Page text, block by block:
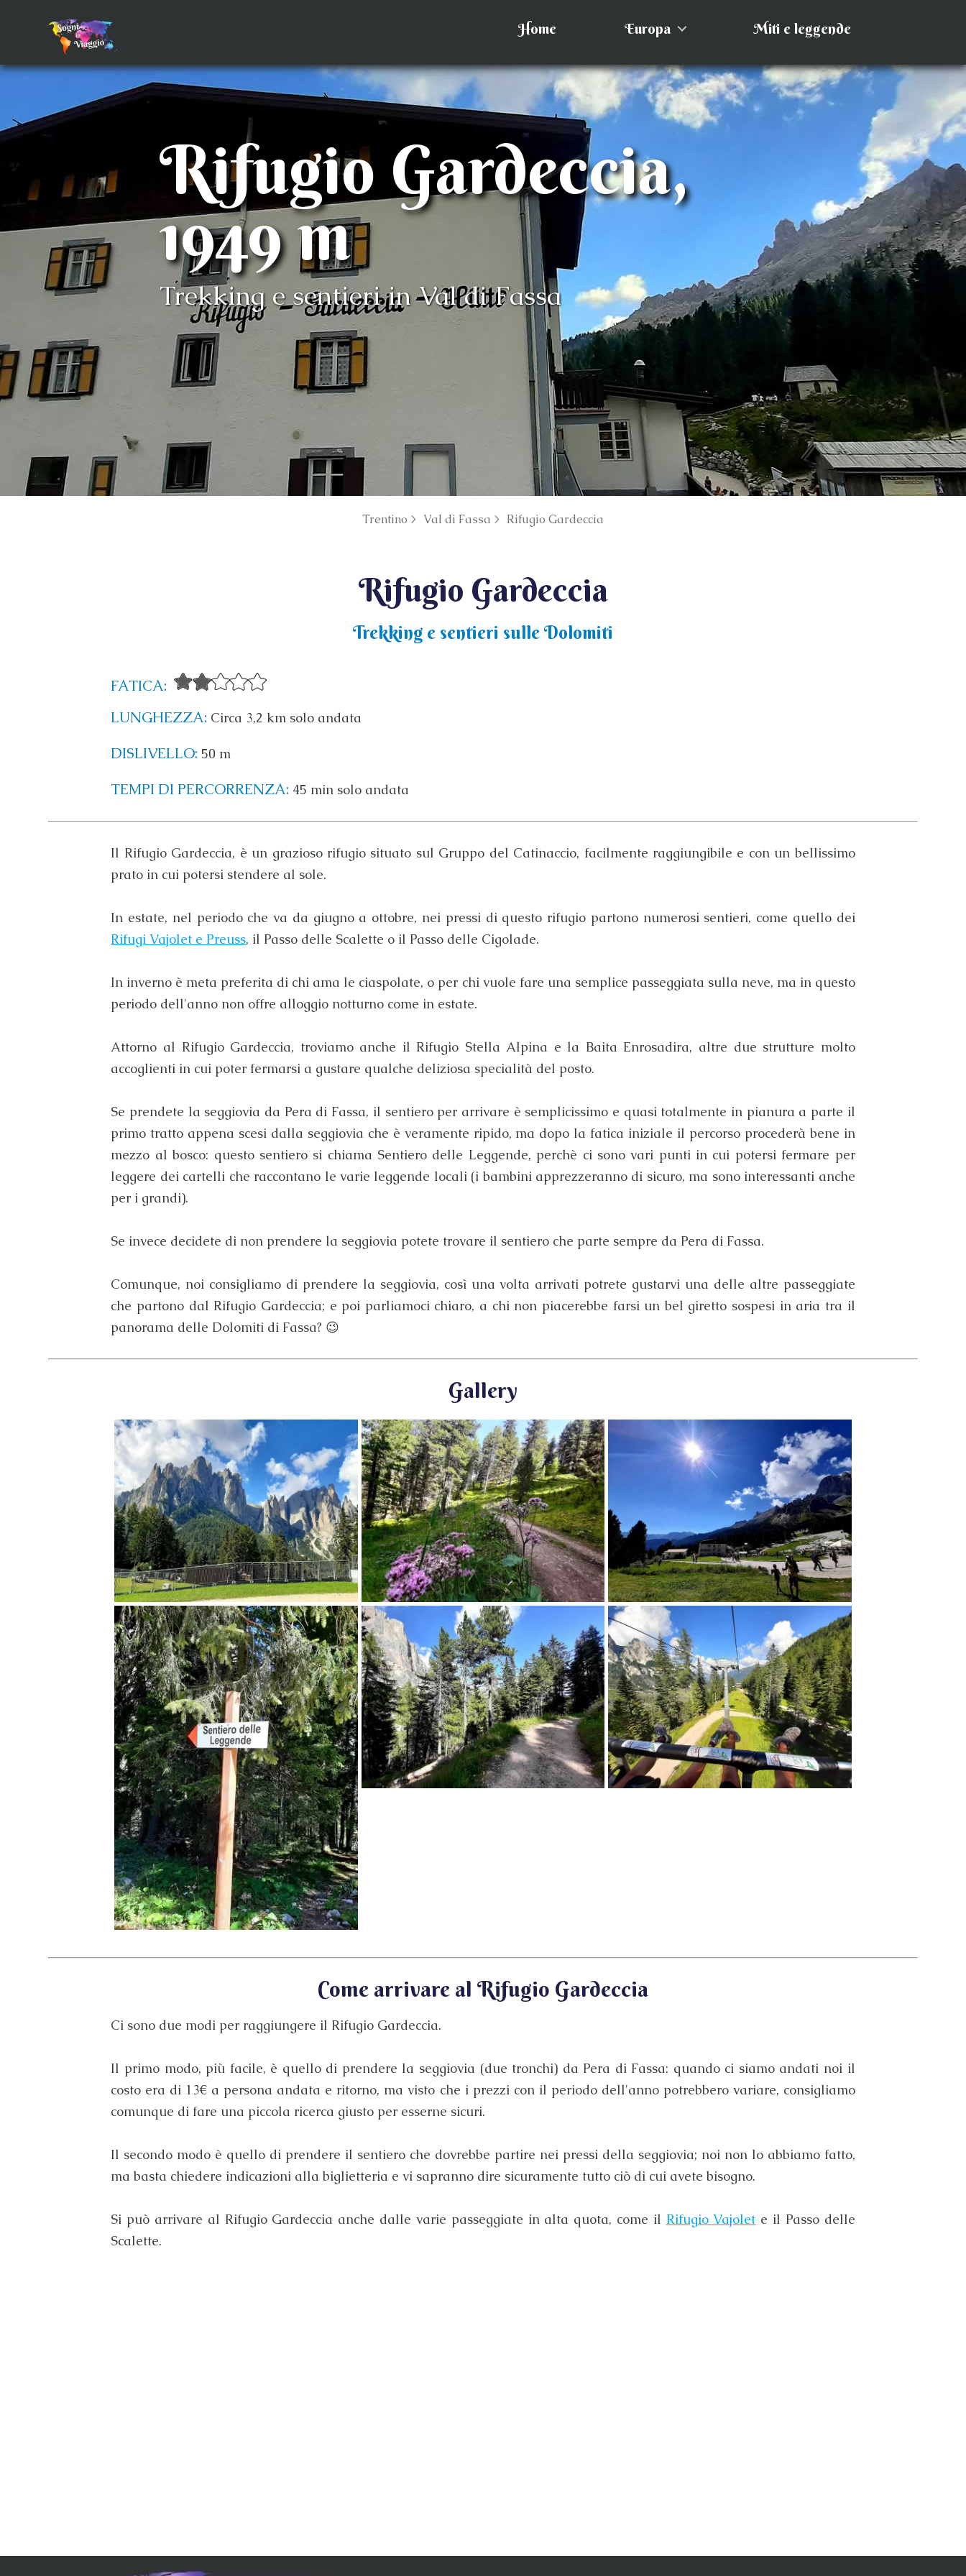
Home Europa Miti e leggende
Rifugio Gardeccia,
1949 m
Trekking e sentieri in Val di Fassa
Trentino > Val di Fassa > Rifugio Gardeccia
Rifugio Gardeccia
Trekking e sentieri sulle Dolomiti
FATICA:
LUNGHEZZA: Circa 3,2 km solo andata
DISLIVELLO: 50 m
TEMPI DI PERCORRENZA: 45 min solo andata
Il Rifugio Gardeccia, è un grazioso rifugio situato sul Gruppo del Catinaccio, facilmente raggiungibile e con un bellissimo
prato in cui potersi stendere al sole.
In estate, nel periodo che va da giugno a ottobre, nei pressi di questo rifugio partono numerosi sentieri, come quello dei
Rifugi Vajolet e Preuss, il Passo delle Scalette o il Passo delle Cigolade.
In inverno è meta preferita di chi ama le ciaspolate, o per chi vuole fare una semplice passeggiata sulla neve, ma in questo
periodo dell'anno non offre alloggio notturno come in estate.
Attorno al Rifugio Gardeccia, troviamo anche il Rifugio Stella Alpina e la Baita Enrosadira, altre due strutture molto
accoglienti in cui poter fermarsi a gustare qualche deliziosa specialità del posto.
Se prendete la seggiovia da Pera di Fassa, il sentiero per arrivare è semplicissimo e quasi totalmente in pianura a parte il
primo tratto appena scesi dalla seggiovia che è veramente ripido, ma dopo la fatica iniziale il percorso procederà bene in
mezzo al bosco: questo sentiero si chiama Sentiero delle Leggende, perchè ci sono vari punti in cui potersi fermare per
leggere dei cartelli che raccontano le varie leggende locali (i bambini apprezzeranno di sicuro, ma sono interessanti anche
per i grandi).
Se invece decidete di non prendere la seggiovia potete trovare il sentiero che parte sempre da Pera di Fassa.
Comunque, noi consigliamo di prendere la seggiovia, così una volta arrivati potrete gustarvi una delle altre passeggiate
che partono dal Rifugio Gardeccia; e poi parliamoci chiaro, a chi non piacerebbe farsi un bel giretto sospesi in aria tra il
panorama delle Dolomiti di Fassa? 😉
Gallery
Come arrivare al Rifugio Gardeccia
Ci sono due modi per raggiungere il Rifugio Gardeccia.
Il primo modo, più facile, è quello di prendere la seggiovia (due tronchi) da Pera di Fassa: quando ci siamo andati noi il
costo era di 13€ a persona andata e ritorno, ma visto che i prezzi con il periodo dell'anno potrebbero variare, consigliamo
comunque di fare una piccola ricerca giusto per esserne sicuri.
Il secondo modo è quello di prendere il sentiero che dovrebbe partire nei pressi della seggiovia; noi non lo abbiamo fatto,
ma basta chiedere indicazioni alla biglietteria e vi sapranno dire sicuramente tutto ciò di cui avete bisogno.
Si può arrivare al Rifugio Gardeccia anche dalle varie passeggiate in alta quota, come il Rifugio Vajolet e il Passo delle
Scalette.